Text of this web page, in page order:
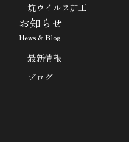
坑ウイルス加工
お知らせ
News & Blog
最新情報
ブログ